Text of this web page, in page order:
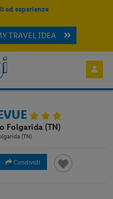
ed esperienze
TRAVEL IDEA
Folgarida (TN)
(TN)
Condividi